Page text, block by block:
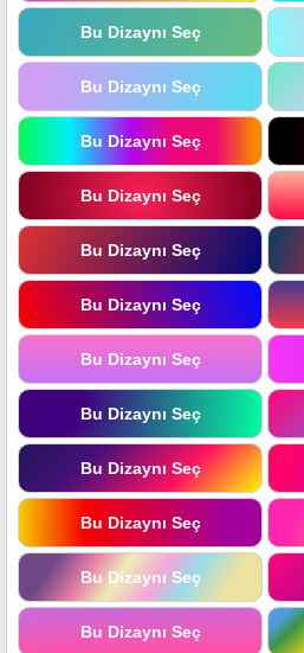
Bu Dizaynı Seç
Bu Dizaynı Seç
Bu Dizaynı Seç
Bu Dizaynı Seç
Bu Dizaynı Seç
Bu Dizaynı Seç
Bu Dizaynı Seç
Bu Dizaynı Seç
Bu Dizaynı Seç
Bu Dizaynı Seç
Bu Dizaynı Seç
Bu Dizaynı Seç